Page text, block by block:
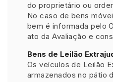
do proprietário ou
No caso de bens
bem é informada pelo
ato da Avaliação e
Bens de Leilão
Os veículos de Leilão
armazenados no pátio